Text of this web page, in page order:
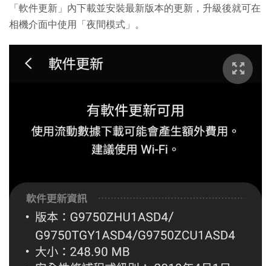
「軟件更新」內下載並安裝最新版本的更新，升級後就可在
相機介面中使用「夜間模式」。